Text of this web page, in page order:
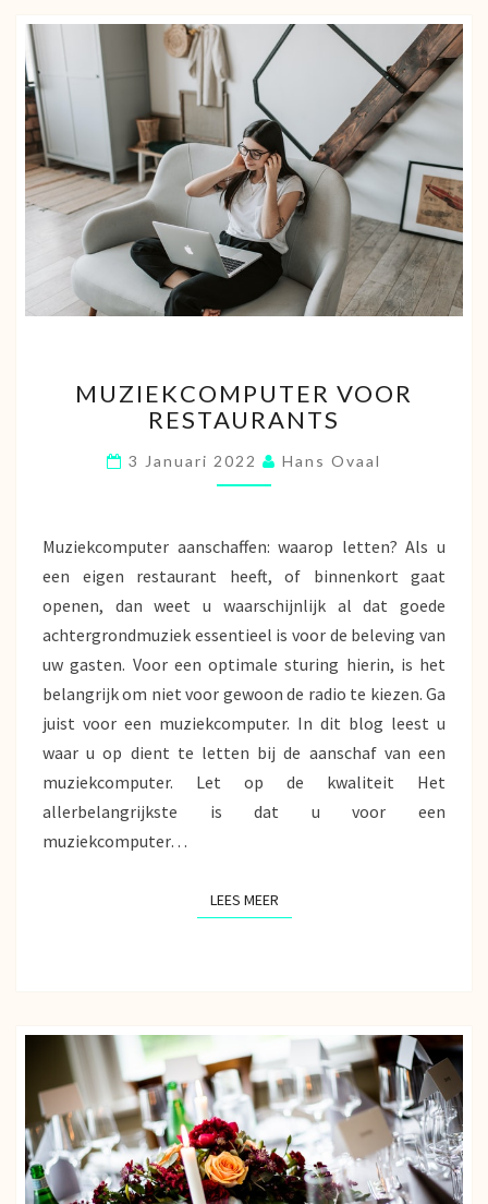
VOOR
RESTAURANTS
MUZIEKCOMPUTER VOOR
RESTAURANTS
3 Januari 2022 Hans Ovaal
Muziekcomputer aanschaffen: waarop letten? Als u
een eigen restaurant heeft, of binnenkort gaat
openen, dan weet u waarschijnlijk al dat goede
achtergrondmuziek essentieel is voor de beleving van
uw gasten. Voor een optimale sturing hierin, is het
belangrijk om niet voor gewoon de radio te kiezen. Ga
juist voor een muziekcomputer. In dit blog leest u
waar u op dient te letten bij de aanschaf van een
muziekcomputer. Let op de kwaliteit Het
allerbelangrijkste is dat u voor een
muziekcomputer…
LEES MEERLEES MEER